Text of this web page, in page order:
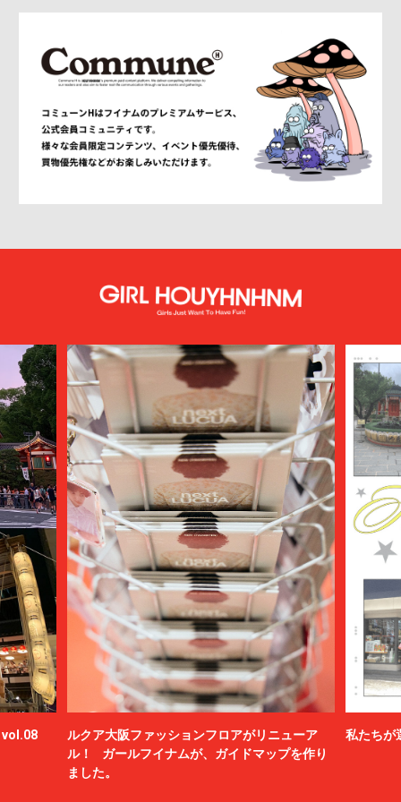
vol.08
ルクア大阪ファッションフロアがリニューア
ル！ ガールフイナムが、ガイドマップを作り
ました。
私たちが